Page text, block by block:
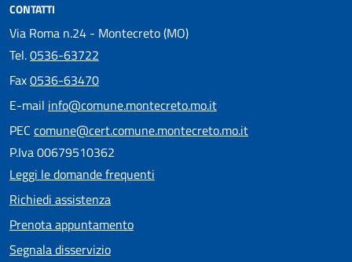
CONTATTI
Via Roma n.24 - Montecreto (MO)
Tel.0536-63722
Fax0536-63470
E-mail info@comune.montecreto.mo.it
PEC comune@cert.comune.montecreto.mo.it
P.Iva 00679510362
Leggi le domande frequenti
Richiedi assistenza
Prenota appuntamento
Segnala disservizio